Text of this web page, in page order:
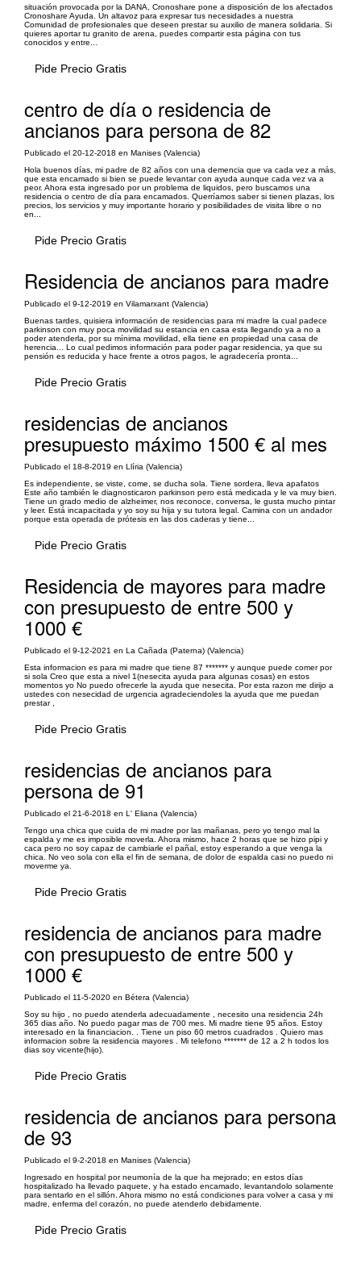
situación provocada por la DANA, Cronoshare pone a disposición de los afectados
Cronoshare Ayuda. Un altavoz para expresar tus necesidades a nuestra
Comunidad de profesionales que deseen prestar su auxilio de manera solidaria. Si
quieres aportar tu granito de arena, puedes compartir esta página con tus
conocidos y entre...
Pide Precio Gratis
centro de día o residencia de
ancianos para persona de 82
Publicado el 20-12-2018 en Manises (Valencia)
Hola buenos días, mi padre de 82 años con una demencia que va cada vez a más,
que esta encamado si bien se puede levantar con ayuda aunque cada vez va a
peor. Ahora esta ingresado por un problema de liquidos, pero buscamos una
residencia o centro de día para encamados. Querríamos saber si tienen plazas, los
precios, los servicios y muy importante horario y posibilidades de visita libre o no
en...
Pide Precio Gratis
Residencia de ancianos para madre
Publicado el 9-12-2019 en Vilamarxant (Valencia)
Buenas tardes, quisiera información de residencias para mi madre la cual padece
parkinson con muy poca movilidad su estancia en casa esta llegando ya a no a
poder atenderla, por su mínima movilidad, ella tiene en propiedad una casa de
herencia... Lo cual pedimos información para poder pagar residencia, ya que su
pensión es reducida y hace frente a otros pagos, le agradecería pronta...
Pide Precio Gratis
residencias de ancianos
presupuesto máximo 1500 € al mes
Publicado el 18-8-2019 en Llíria (Valencia)
Es independiente, se viste, come, se ducha sola. Tiene sordera, lleva apafatos
Este año también le diagnosticaron parkinson pero está medicada y le va muy bien.
Tiene un grado medio de alzheimer, nos reconoce, conversa, le gusta mucho pintar
y leer. Está incapacitada y yo soy su hija y su tutora legal. Camina con un andador
porque esta operada de prótesis en las dos caderas y tiene...
Pide Precio Gratis
Residencia de mayores para madre
con presupuesto de entre 500 y
1000 €
Publicado el 9-12-2021 en La Cañada (Paterna) (Valencia)
Esta informacion es para mi madre que tiene 87 ******* y aunque puede comer por
si sola Creo que esta a nivel 1(nesecita ayuda para algunas cosas) en estos
momentos yo No puedo ofrecerle la ayuda que nesecita. Por esta razon me dirijo a
ustedes con nesecidad de urgencia agradeciendoles la ayuda que me puedan
prestar ,
Pide Precio Gratis
residencias de ancianos para
persona de 91
Publicado el 21-6-2018 en L' Eliana (Valencia)
Tengo una chica que cuida de mi madre por las mañanas, pero yo tengo mal la
espalda y me es imposible moverla. Ahora mismo, hace 2 horas que se hizo pipi y
caca pero no soy capaz de cambiarle el pañal, estoy esperando a que venga la
chica. No veo sola con ella el fin de semana, de dolor de espalda casi no puedo ni
moverme ya.
Pide Precio Gratis
residencia de ancianos para madre
con presupuesto de entre 500 y
1000 €
Publicado el 11-5-2020 en Bétera (Valencia)
Soy su hijo , no puedo atenderla adecuadamente , necesito una residencia 24h
365 dias año. No puedo pagar mas de 700 mes. Mi madre tiene 95 años. Estoy
interesado en la financiacion. . Tiene un piso 60 metros cuadrados . Quiero mas
informacion sobre la residencia mayores . Mi telefono ******* de 12 a 2 h todos los
dias soy vicente(hijo).
Pide Precio Gratis
residencia de ancianos para persona
de 93
Publicado el 9-2-2018 en Manises (Valencia)
Ingresado en hospital por neumonía de la que ha mejorado; en estos días
hospitalizado ha llevado paquete, y ha estado encamado, levantandolo solamente
para sentarlo en el sillón. Ahora mismo no está condiciones para volver a casa y mi
madre, enferma del corazón, no puede atenderlo debidamente.
Pide Precio Gratis